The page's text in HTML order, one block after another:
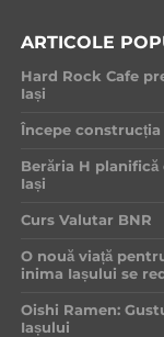
ARTICOLE
Hard Rock Cafe
Iași
Începe
Berăria H
Iași
Curs Valutar BNR
O nouă viață
inima Iașului se
Oishi Ramen:
Iașului